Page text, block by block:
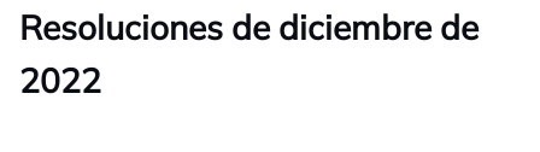
Resoluciones de diciembre de
2022